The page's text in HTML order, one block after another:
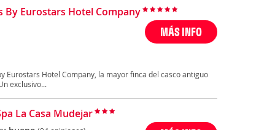
By Eurostars Hotel Company
MÁS INFO
Eurostars Hotel Company, la mayor finca del casco antiguo
exclusivo...
La Casa Mudejar